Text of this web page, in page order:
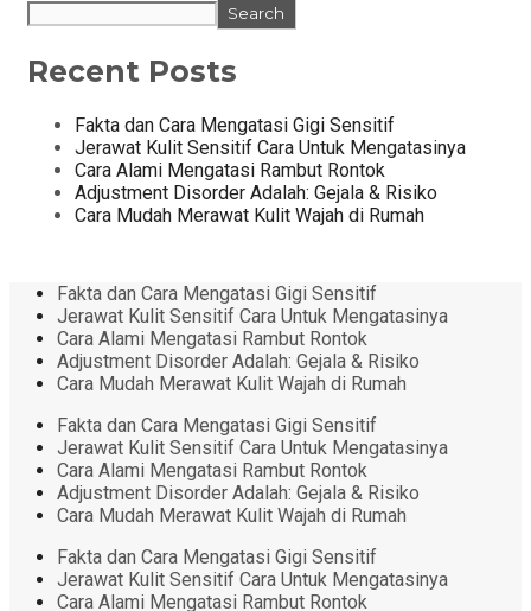
Search
Recent Posts
Fakta dan Cara Mengatasi Gigi Sensitif
Jerawat Kulit Sensitif Cara Untuk Mengatasinya
Cara Alami Mengatasi Rambut Rontok
Adjustment Disorder Adalah: Gejala & Risiko
Cara Mudah Merawat Kulit Wajah di Rumah
Fakta dan Cara Mengatasi Gigi Sensitif
Jerawat Kulit Sensitif Cara Untuk Mengatasinya
Cara Alami Mengatasi Rambut Rontok
Adjustment Disorder Adalah: Gejala & Risiko
Cara Mudah Merawat Kulit Wajah di Rumah
Fakta dan Cara Mengatasi Gigi Sensitif
Jerawat Kulit Sensitif Cara Untuk Mengatasinya
Cara Alami Mengatasi Rambut Rontok
Adjustment Disorder Adalah: Gejala & Risiko
Cara Mudah Merawat Kulit Wajah di Rumah
Fakta dan Cara Mengatasi Gigi Sensitif
Jerawat Kulit Sensitif Cara Untuk Mengatasinya
Cara Alami Mengatasi Rambut Rontok